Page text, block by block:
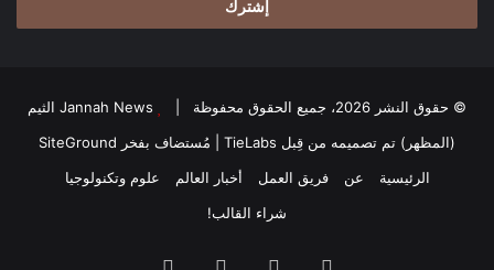
© حقوق النشر 2026، جميع الحقوق محفوظة |
Jannah News الثيم
(المظهر) تم تصميمه من قِبل TieLabs
| مُستضاف بفخر SiteGround
الرئيسية
عن فريق العمل أخبار العالم
علوم وتكنولوجيا
شراء القالب!